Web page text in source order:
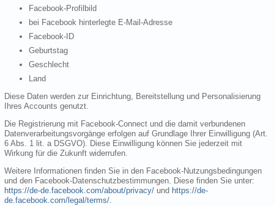
Facebook-Profilbild
bei Facebook hinterlegte E-Mail-Adresse
Facebook-ID
Geburtstag
Geschlecht
Land
Diese Daten werden zur Einrichtung, Bereitstellung und Personalisierung
Ihres Accounts genutzt.
Die Registrierung mit Facebook-Connect und die damit verbundenen
Datenverarbeitungsvorgänge erfolgen auf Grundlage Ihrer Einwilligung (Art.
6 Abs. 1 lit. a DSGVO). Diese Einwilligung können Sie jederzeit mit
Wirkung für die Zukunft widerrufen.
Weitere Informationen finden Sie in den Facebook-Nutzungsbedingungen
und den Facebook-Datenschutzbestimmungen. Diese finden Sie unter:
https://de-de.facebook.com/about/privacy/ und https://de-
de.facebook.com/legal/terms/.